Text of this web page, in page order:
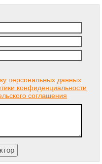
персональных данных
конфиденциальности
соглашения